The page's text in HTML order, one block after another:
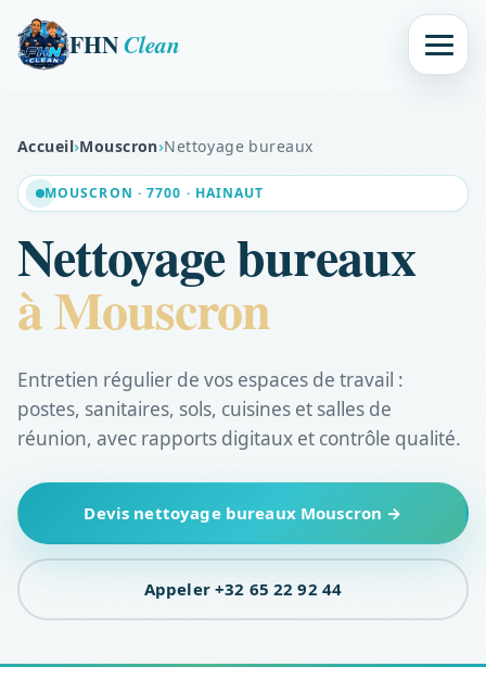
FHNClean
Accueil›Mouscron›Nettoyage bureaux
MOUSCRON · 7700 · HAINAUT
Nettoyage bureaux
à Mouscron
Entretien régulier de vos espaces de travail :
postes, sanitaires, sols, cuisines et salles de
réunion, avec rapports digitaux et contrôle qualité.
Devis nettoyage bureaux Mouscron →
Appeler +32 65 22 92 44